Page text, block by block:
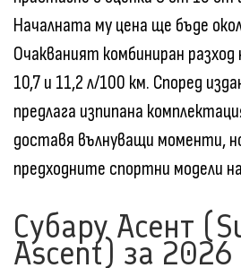
Началната му цена ще бъде
Очакваният комбиниран
10,7 и 11,2 л/100 км. Според
предлага изпипана
доставя вълнуващи моменти,
предходните спортни модели
Субару Асент
Ascent) за 2026